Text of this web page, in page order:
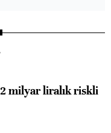
milyar liralık riskli